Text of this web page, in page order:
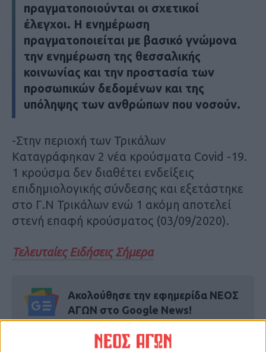
πραγματοποιούνται οι σχετικοί
έλεγχοι. Η ενημέρωση
πραγματοποιείται με βασικό γνώμονα
την ενημέρωση της θεσσαλικής
κοινωνίας και την προστασία των
προσωπικών δεδομένων και της
υπόληψης των ανθρώπων που νοσούν.
-Στην περιοχή των Τρικάλων
Καταγράφηκαν 2 νέα κρούσματα Covid -19.
1 κρούσμα δεν διαθέτει ενδείξεις
επιδημιολογικής σύνδεσης και εξετάστηκε
στο Γ.Ν Τρικάλων ενώ 1 ακόμη αποτελεί
στενή επαφή κρούσματος (03/09/2020).
Τελευταίες Ειδήσεις Σήμερα
Ακολούθησε την εφημερίδα ΝΕΟΣ
ΑΓΩΝ στο Google News!
Καρδίτσας και ευρύτερα της Θεσσαλίας